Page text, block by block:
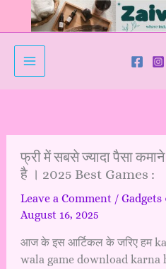
फ्री में सबसे ज्यादा पैसा
है । 2025 Best Games :
Leave a Comment /
August 16, 2025
आज के इस आर्टिकल के जरिए हम
wala game download karna